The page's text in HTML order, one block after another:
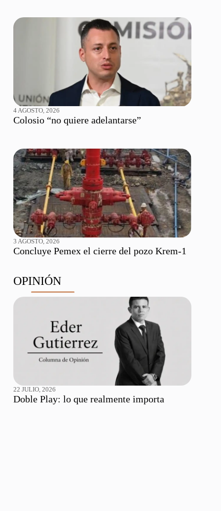
4 AGOSTO, 2026
Colosio “no quiere adelantarse”
3 AGOSTO, 2026
Concluye Pemex el cierre del pozo Krem-1
OPINIÓN
22 JULIO, 2026
Doble Play: lo que realmente importa